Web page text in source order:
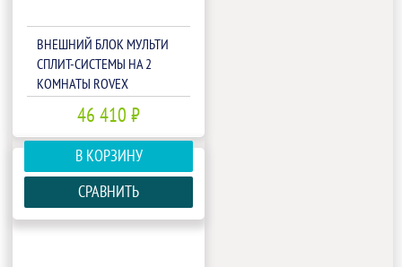
ВНЕШНИЙ БЛОК МУЛЬТИ
СПЛИТ-СИСТЕМЫ НА 2
КОМНАТЫ ROVEX
2M14UIHA1
46 410 ₽
В КОРЗИНУ
СРАВНИТЬ